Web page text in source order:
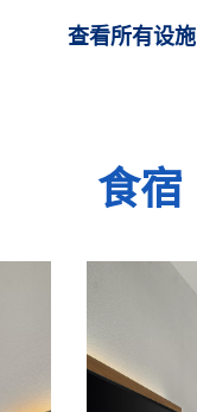
查看所有设施
食宿